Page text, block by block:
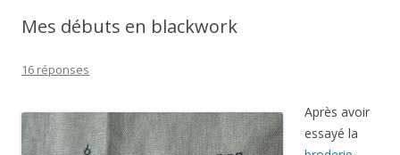
Mes débuts en blackwork
16 réponses
Après avoir
essayé la